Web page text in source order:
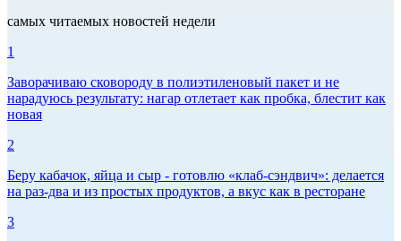
самых читаемых новостей недели
1
Заворачиваю сковороду в полиэтиленовый пакет и не
нарадуюсь результату: нагар отлетает как пробка, блестит как
новая
2
Беру кабачок, яйца и сыр - готовлю «клаб-сэндвич»: делается
на раз-два и из простых продуктов, а вкус как в ресторане
3